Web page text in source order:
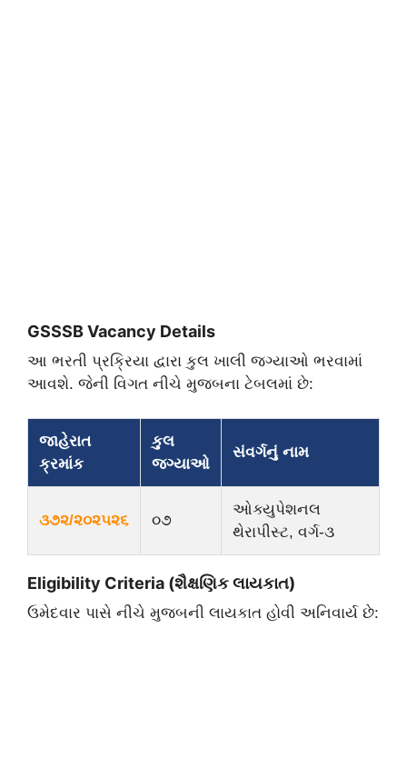
​GSSSB Vacancy Details
​આ ભરતી પ્રક્રિયા દ્વારા કુલ ખાલી જગ્યાઓ ભરવામાં
આવશે. જેની વિગત નીચે મુજબના ટેબલમાં છે:
જાહેરાત
ક્રમાંક
કુલ
જગ્યાઓ
સંવર્ગનું નામ
૩૭૨/૨૦૨૫૨૬ ૦૭
ઓક્યુપેશનલ
થેરાપીસ્ટ, વર્ગ-૩
Eligibility Criteria (શૈક્ષણિક લાયકાત)
​ઉમેદવાર પાસે નીચે મુજબની લાયકાત હોવી અનિવાર્ય છે: